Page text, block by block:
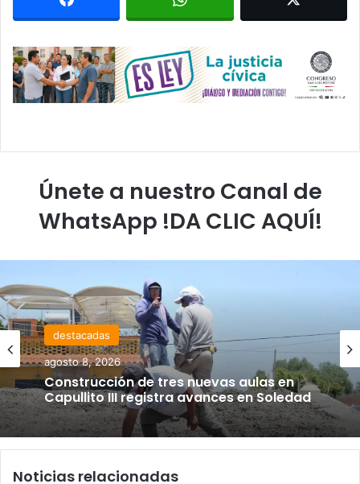
Únete a nuestro Canal de
WhatsApp !DA CLIC AQUÍ!
destacadas
agosto 8, 2026
Construcción de tres nuevas aulas en
Capullito III registra avances en Soledad
Noticias relacionadas